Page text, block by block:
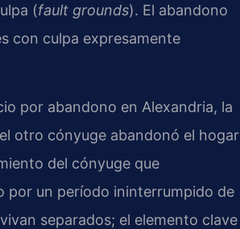
(fault grounds). El abandono
con culpa expresamente
por abandono en Alexandria, la
otro cónyuge abandonó el hogar
del cónyuge que
por un período ininterrumpido de
separados; el elemento clave